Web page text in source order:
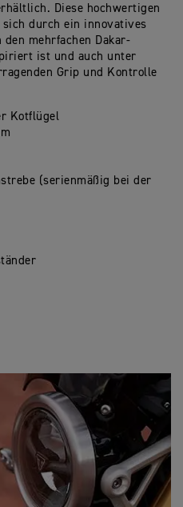
Diese hochwertigen
sich durch ein innovatives
mehrfachen Dakar-
ist und auch unter
Grip und Kontrolle
Kotflügel
(serienmäßig bei der